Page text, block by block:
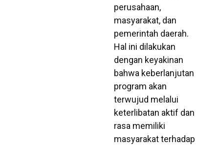
perusahaan,
masyarakat, dan
pemerintah daerah.
Hal ini dilakukan
dengan keyakinan
bahwa keberlanjutan
program akan
terwujud melalui
keterlibatan aktif dan
rasa memiliki
masyarakat terhadap